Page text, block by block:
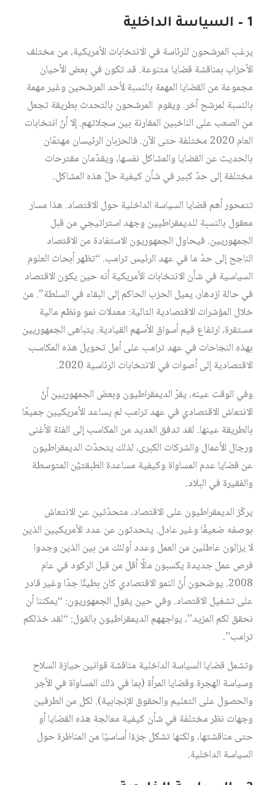
1 – السياسة الداخلية
يرغب المرشحون للرئاسة في الانتخابات الأمريكية، من مختلف
الأحزاب بمناقشة قضايا متنوعة. قد تكون في بعض الأحيان
مجموعة من القضايا المهمة بالنسبة لأحد المرشحين وغير مهمة
بالنسبة لمرشح آخر. ويقوم المرشحون بالتحدث بطريقة تجعل
من الصعب على الناخبين المقارنة بين سجلاتهم. إلا أنّ انتخابات
العام 2020 مختلفة حتى الآن. فالحزبان الرئيسان مهتمّان
بالحديث عن القضايا والمشاكل نفسها، ويقدّمان مقترحات
مختلفة إلى حدّ كبير في شأن كيفية حلّ هذه المشاكل.
تتمحور أهم قضايا السياسة الداخلية حول الاقتصاد. هذا مسار
معقول بالنسبة للديمقراطيين وجهد استراتيجي من قبل
الجمهوريين. فيحاول الجمهوريون الاستفادة من الاقتصاد
الناجح إلى حدّ ما في عهد الرئيس ترامب. “تظهر أبحاث العلوم
السياسية في شأن الانتخابات الأمريكية أنه حين يكون الاقتصاد
في حالة ازدهار، يميل الحزب الحاكم إلى البقاء في السلطة”. من
خلال المؤشرات الاقتصادية التالية: معدلات نمو ونظم مالية
مستقرة، ارتفاع قيم أسواق الأسهم القيادية. يتباهى الجمهوريين
بهذه النجاحات في عهد ترامب على أمل تحويل هذه المكاسب
الاقتصادية إلى أصوات في الانتخابات الرئاسية 2020.
وفي الوقت عينه، يقرّ الديمقراطيون وبعض الجمهوريين أنّ
الانتعاش الاقتصادي في عهد ترامب لم يساعد الأمريكيين جميعًا
بالطريقة عينها. لقد تدفق العديد من المكاسب إلى الفئة الأغنى
ورجال الأعمال والشركات الكبرى، لذلك يتحدّث الديمقراطيون
عن قضايا عدم المساواة وكيفية مساعدة الطبقتيْن المتوسطة
والفقيرة في البلاد.
يركّز الديمقراطيون على الاقتصاد، متحدّثين عن الانتعاش
بوصفه ضعيفًا وغير عادل. يتحدثون عن عدد الأمريكيين الذين
لا يزالون عاطلين من العمل وعدد أولئك من بين الذين وجدوا
فرص عمل جديدة يكسبون مالًا أقل من قبل الركود في عام
2008. يوضحون أنّ النمو الاقتصادي كان بطيئًا جدًا وغير قادر
على تشغيل الاقتصاد. وفي حين يقول الجمهوريون: “يمكننا أن
نحقق لكم المزيد”، يواجههم الديمقراطيون بالقول: “لقد خذلكم
ترامب”.
وتشمل قضايا السياسة الداخلية مناقشة قوانين حيازة السلاح
وسياسة الهجرة وقضايا المرأة (بما في ذلك المساواة في الأجر
والحصول على التعليم والحقوق الإنجابية). لكل من الطرفين
وجهات نظر مختلفة في شأن كيفية معالجة هذه القضايا أو
حتى مناقشتها، ولكنها تشكل جزءًا أساسيًا من المناظرة حول
السياسة الداخلية.